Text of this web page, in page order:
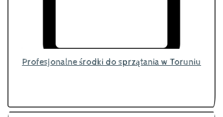
Profesjonalne środki do sprzątania w Toruniu